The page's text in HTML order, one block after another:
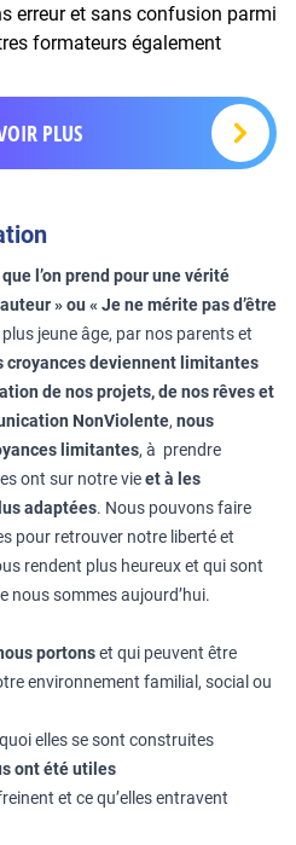
erreur et sans confusion parmi
formateurs également
PLUS
l’on prend pour une vérité
» ou « Je ne mérite pas d’être
jeune âge, par nos parents et
croyances deviennent limitantes
de nos projets, de nos rêves et
NonViolente, nous
limitantes, à prendre
ont sur notre vieet à les
adaptées. Nous pouvons faire
pour retrouver notre liberté et
rendent plus heureux et qui sont
nous sommes aujourd’hui.
portonset qui peuvent être
environnement familial, social ou
elles se sont construites
ont été utiles
et ce qu’elles entravent